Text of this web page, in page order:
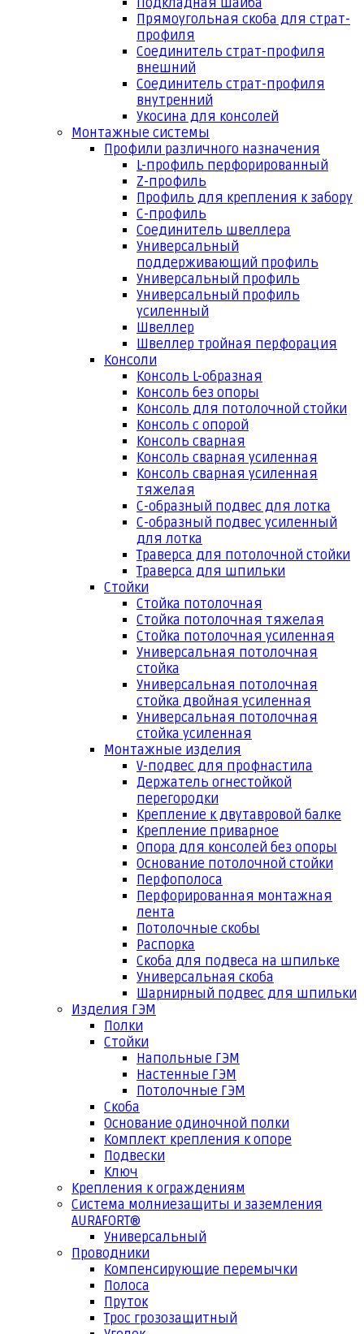
Подкладная шайба
Прямоугольная скоба для страт-
профиля
Соединитель страт-профиля
внешний
Соединитель страт-профиля
внутренний
Укосина для консолей
Монтажные системы
Профили различного назначения
L-профиль перфорированный
Z-профиль
Профиль для крепления к забору
С-профиль
Соединитель швеллера
Универсальный
поддерживающий профиль
Универсальный профиль
Универсальный профиль
усиленный
Швеллер
Швеллер тройная перфорация
Консоли
Консоль L-образная
Консоль без опоры
Консоль для потолочной стойки
Консоль с опорой
Консоль сварная
Консоль сварная усиленная
Консоль сварная усиленная
тяжелая
С-образный подвес для лотка
С-образный подвес усиленный
для лотка
Траверса для потолочной стойки
Траверса для шпильки
Стойки
Стойка потолочная
Стойка потолочная тяжелая
Стойка потолочная усиленная
Универсальная потолочная
стойка
Универсальная потолочная
стойка двойная усиленная
Универсальная потолочная
стойка усиленная
Монтажные изделия
V-подвес для профнастила
Держатель огнестойкой
перегородки
Крепление к двутавровой балке
Крепление приварное
Опора для консолей без опоры
Основание потолочной стойки
Перфополоса
Перфорированная монтажная
лента
Потолочные скобы
Распорка
Скоба для подвеса на шпильке
Универсальная скоба
Шарнирный подвес для шпильки
Изделия ГЭМ
Полки
Стойки
Напольные ГЭМ
Настенные ГЭМ
Потолочные ГЭМ
Скоба
Основание одиночной полки
Комплект крепления к опоре
Подвески
Ключ
Крепления к ограждениям
Система молниезащиты и заземления
AURAFORT®
Универсальный
Проводники
Компенсирующие перемычки
Полоса
Пруток
Трос грозозащитный